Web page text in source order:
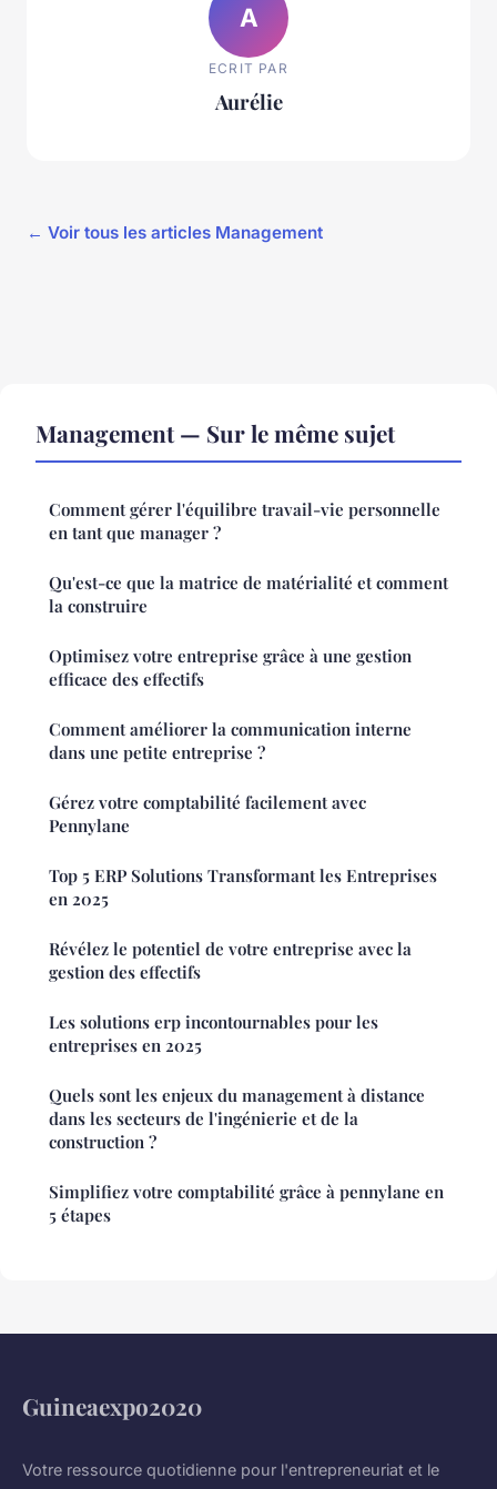
A
ECRIT PAR
Aurélie
← Voir tous les articles Management
Management — Sur le même sujet
Comment gérer l'équilibre travail-vie personnelle
en tant que manager ?
Qu'est-ce que la matrice de matérialité et comment
la construire
Optimisez votre entreprise grâce à une gestion
efficace des effectifs
Comment améliorer la communication interne
dans une petite entreprise ?
Gérez votre comptabilité facilement avec
Pennylane
Top 5 ERP Solutions Transformant les Entreprises
en 2025
Révélez le potentiel de votre entreprise avec la
gestion des effectifs
Les solutions erp incontournables pour les
entreprises en 2025
Quels sont les enjeux du management à distance
dans les secteurs de l'ingénierie et de la
construction ?
Simplifiez votre comptabilité grâce à pennylane en
5 étapes
Guineaexpo2020
Votre ressource quotidienne pour l'entrepreneuriat et le